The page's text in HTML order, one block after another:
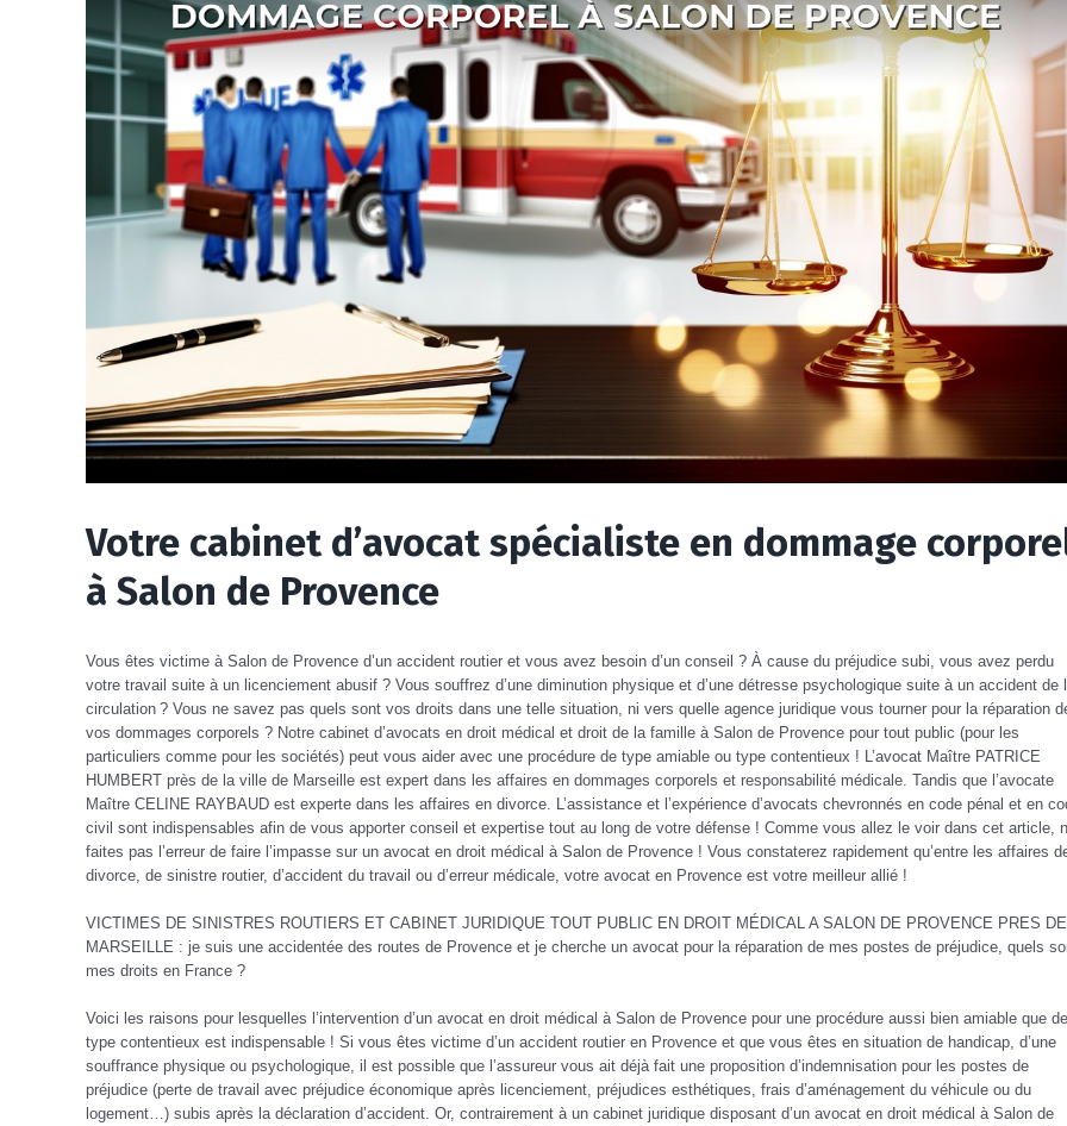
Votre cabinet d’avocat spécialiste en dommage
à Salon de Provence
Vous êtes victime à Salon de Provence d’un accident routier et vous avez besoin d’un conseil ? À cause du préjudice subi, vous avez perdu
votre travail suite à un licenciement abusif ? Vous souffrez d’une diminution physique et d’une détresse psychologique suite à un accident de
circulation ? Vous ne savez pas quels sont vos droits dans une telle situation, ni vers quelle agence juridique vous tourner pour la réparation
vos dommages corporels ? Notre cabinet d’avocats en droit médical et droit de la famille à Salon de Provence pour tout public (pour les
particuliers comme pour les sociétés) peut vous aider avec une procédure de type amiable ou type contentieux ! L’avocat Maître PATRICE
HUMBERT près de la ville de Marseille est expert dans les affaires en dommages corporels et responsabilité médicale. Tandis que l’avocate
Maître CELINE RAYBAUD est experte dans les affaires en divorce. L’assistance et l’expérience d’avocats chevronnés en code pénal et en
civil sont indispensables afin de vous apporter conseil et expertise tout au long de votre défense ! Comme vous allez le voir dans cet article,
faites pas l’erreur de faire l’impasse sur un avocat en droit médical à Salon de Provence ! Vous constaterez rapidement qu’entre les affaires
divorce, de sinistre routier, d’accident du travail ou d’erreur médicale, votre avocat en Provence est votre meilleur allié !
VICTIMES DE SINISTRES ROUTIERS ET CABINET JURIDIQUE TOUT PUBLIC EN DROIT MÉDICAL A SALON DE PROVENCE PRES DE
MARSEILLE : je suis une accidentée des routes de Provence et je cherche un avocat pour la réparation de mes postes de préjudice, quels
mes droits en France ?
Voici les raisons pour lesquelles l’intervention d’un avocat en droit médical à Salon de Provence pour une procédure aussi bien amiable que de
type contentieux est indispensable ! Si vous êtes victime d’un accident routier en Provence et que vous êtes en situation de handicap, d’une
souffrance physique ou psychologique, il est possible que l’assureur vous ait déjà fait une proposition d’indemnisation pour les postes de
préjudice (perte de travail avec préjudice économique après licenciement, préjudices esthétiques, frais d’aménagement du véhicule ou du
logement…) subis après la déclaration d’accident. Or, contrairement à un cabinet juridique disposant d’un avocat en droit médical à Salon de